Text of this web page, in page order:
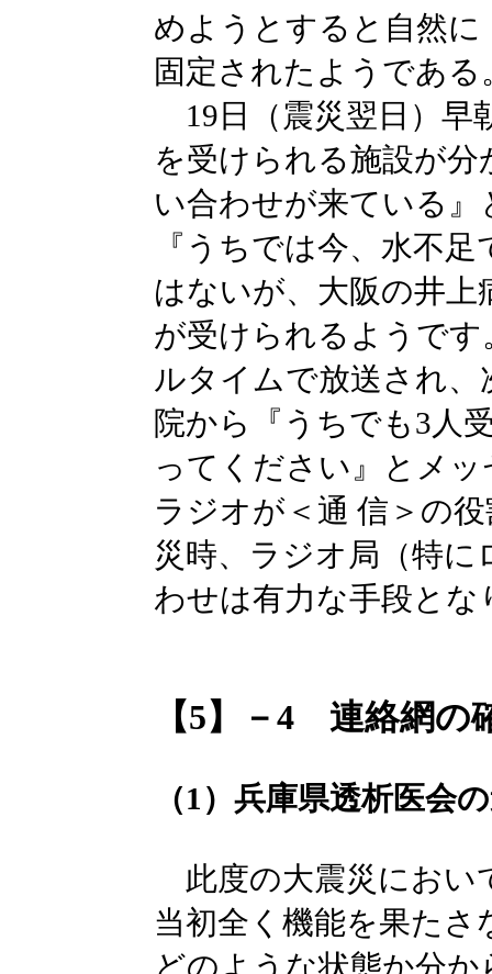
めようとすると自然
固定されたようである
19日（震災翌日）早
を受けられる施設が
い合わせが来ている
『うちでは今、水不
はないが、大阪の井上
が受けられるようで
ルタイムで放送され
院から『うちでも3人
ってください』とメ
ラジオが＜通 信＞の
災時、ラジオ局（特
わせは有力な手段とな
【5】－4 連絡網の
（1）兵庫県透析医会
此度の大震災におい
当初全く機能を果た
どのような状態か分